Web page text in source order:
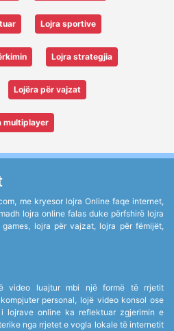
Lojra sportive
Lojra strategjia
Lojëra për vajzat
multiplayer
me kryesor lojra Online faqe internet,
lojra online falas duke përfshirë lojra
lojra për vajzat, lojra për fëmijët,
video luajtur mbi një formë të rrjetit
personal, lojë video konsol ose
lojrave online ka reflektuar zgjerimin e
nga rrjetet e vogla lokale të internetit